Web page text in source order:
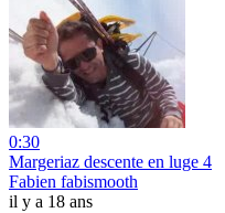
0:30
Margeriaz descente en luge 4
Fabien fabismooth
il y a 18 ans